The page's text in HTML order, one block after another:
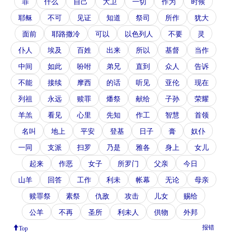
耶稣
不可 见证 知道 祭司 所作
犹大
面前
耶路撒冷 可以 以色列人 不要
灵
仆人
埃及 百姓 出来 所以 基督
当作
中间
如此 吩咐 弟兄 直到 众人
告诉
不能
接续 摩西 的话 听见 亚伦
现在
列祖
永远 赎罪 燔祭 献给 子孙
荣耀
羊羔
看见 心里 先知 作工 智慧
首领
名叫
地上 平安 登基 日子 膏
奴仆
一同
支派 扫罗 乃是 雅各 身上
女儿
起来
作恶 女子 所罗门 父亲
今日
山羊
回答 工作 利未 帐幕 无论
母亲
赎罪祭
素祭 仇敌 攻击 儿女
赐给
公羊
不再 圣所 利未人 供物 外邦
Top 报错